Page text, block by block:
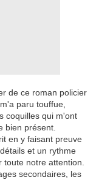
de ce roman policier
paru touffue,
coquilles qui m'ont
bien présent.
en y faisant preuve
et un rythme
notre attention.
secondaires, les